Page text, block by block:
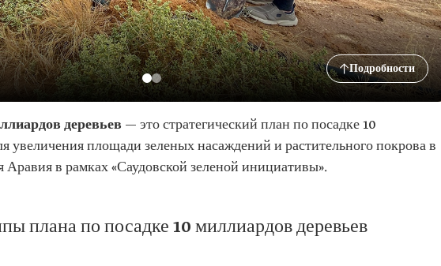
Подробности
деревьев — это стратегический план по посадке 10
увеличения площади зеленых насаждений и растительного покрова в
Аравия в рамках «Саудовской зеленой инициативы».
плана по посадке 10 миллиардов деревьев